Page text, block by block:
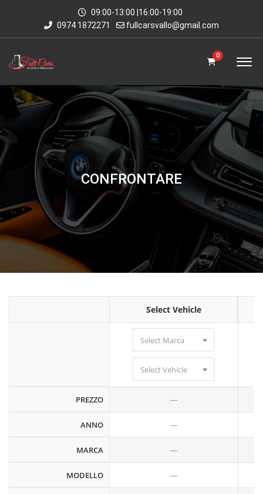
09:00-13:00 |16:00-19:00
0974 1872271
fullcarsvallo@gmail.com
0
CONFRONTARE
Select Vehicle
Select Marca
Select Vehicle
PREZZO —
ANNO —
MARCA —
MODELLO —